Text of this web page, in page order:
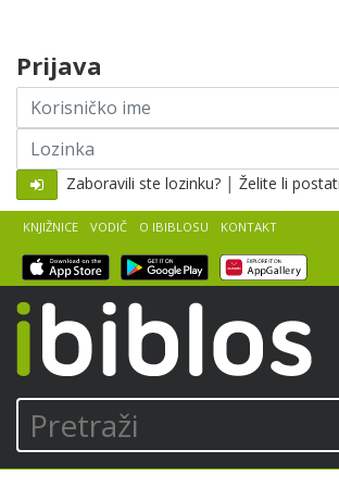
Pretraži
KNJIŽNICE VODIČ O IBIBLOSU KONTAKT
Prijava
Korisničko
ime
Lozinka
Zaboravili ste lozinku? | Želite li